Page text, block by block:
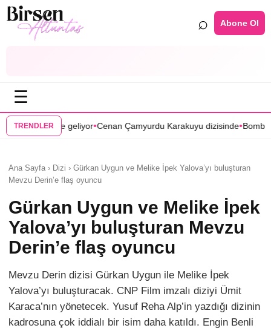
⌕ Abone Ol
☰
TRENDLER
Cenan Çamyurdu Karakuyu dizisinde•Bomba transfer! Caner
Ana Sayfa › Dizi › Gürkan Uygun ve Melike İpek Yalova’yı buluşturan
Mevzu Derin’e flaş oyuncu
Gürkan Uygun ve Melike İpek
Yalova’yı buluşturan Mevzu
Derin’e flaş oyuncu
Mevzu Derin dizisi Gürkan Uygun ile Melike İpek
Yalova’yı buluşturacak. CNP Film imzalı diziyi Ümit
Karaca’nın yönetecek. Yusuf Reha Alp’in yazdığı dizinin
kadrosuna çok iddialı bir isim daha katıldı. Engin Benli